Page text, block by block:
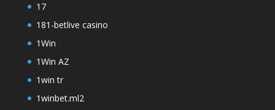
17
181-betlive casino
1Win
1Win AZ
1win tr
1winbet.ml2